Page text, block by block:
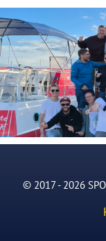
© 2017 - 2026